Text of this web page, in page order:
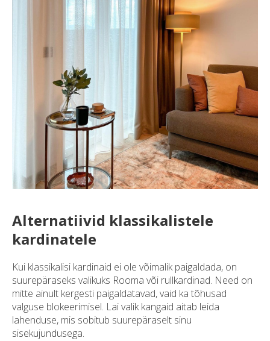
Alternatiivid klassikalistele
kardinatele
Kui klassikalisi kardinaid ei ole võimalik paigaldada, on
suurepäraseks valikuks Rooma või rullkardinad. Need on
mitte ainult kergesti paigaldatavad, vaid ka tõhusad
valguse blokeerimisel. Lai valik kangaid aitab leida
lahenduse, mis sobitub suurepäraselt sinu
sisekujundusega.